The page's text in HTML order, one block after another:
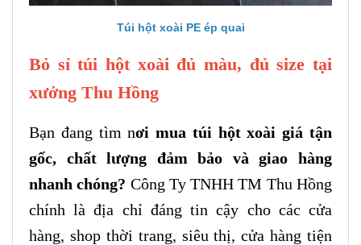
Túi hột xoài PE ép quai
Bỏ sỉ túi hột xoài đủ màu, đủ size tại
xưởng Thu Hồng
Bạn đang tìm nơi mua túi hột xoài giá tận
gốc, chất lượng đảm bảo và giao hàng
nhanh chóng? Công Ty TNHH TM Thu Hồng
chính là địa chỉ đáng tin cậy cho các cửa
hàng, shop thời trang, siêu thị, cửa hàng tiện